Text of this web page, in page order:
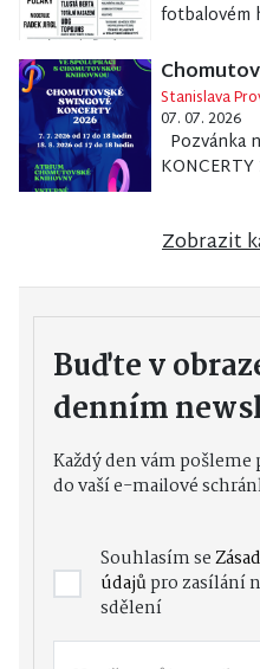
fotbalovém
Stanislava
07. 07. 2026
Pozvánka
Zobrazit
Buďte v
denním
Každý den vám
do vaší e-mailové
Souhlasím se
údajůpro zasílání
sdělení